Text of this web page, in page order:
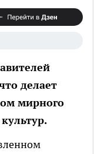
делает
мирного